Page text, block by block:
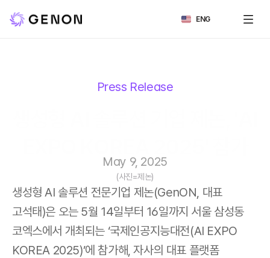
ENG
Press Release
May 9, 2025
(사진=제논)
생성형 AI 솔루션 전문기업 제논(GenON, 대표
고석태)은 오는 5월 14일부터 16일까지 서울 삼성동
코엑스에서 개최되는 ‘국제인공지능대전(AI EXPO
KOREA 2025)’에 참가해, 자사의 대표 플랫폼